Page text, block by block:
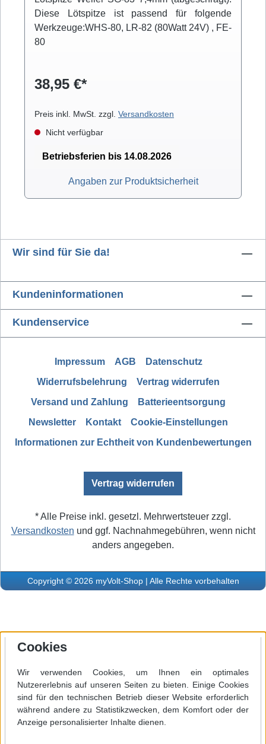
Diese Lötspitze ist passend für folgende
Werkzeuge:WHS-80, LR-82 (80Watt 24V) , FE-
80
38,95 €*
Preis inkl. MwSt. zzgl. Versandkosten
Nicht verfügbar
Betriebsferien bis 14.08.2026
Angaben zur Produktsicherheit
Wir sind für Sie da!
Kundeninformationen
Kundenservice
Impressum AGB
Datenschutz
Widerrufsbelehrung
Vertrag widerrufen
Versand und Zahlung
Batterieentsorgung
Newsletter
Kontakt
Cookie-Einstellungen
Informationen zur Echtheit von Kundenbewertungen
Vertrag widerrufen
* Alle Preise inkl. gesetzl. Mehrwertsteuer zzgl.
Versandkosten und ggf. Nachnahmegebühren, wenn nicht
anders angegeben.
Copyright © 2026 myVolt-Shop | Alle Rechte vorbehalten
Cookies
Wir verwenden Cookies, um Ihnen ein optimales
Nutzererlebnis auf unseren Seiten zu bieten. Einige Cookies
sind für den technischen Betrieb dieser Website erforderlich
während andere zu Statistikzwecken, dem Komfort oder der
Anzeige personalisierter Inhalte dienen.